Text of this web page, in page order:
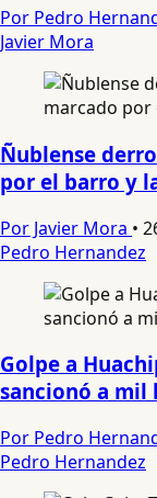
Por Pedro
Javier Mora
Ñublense
por el barro y
Por Javier Mora •
Pedro Hernandez
Golpe a
sancionó a mil
Por Pedro
Pedro Hernandez